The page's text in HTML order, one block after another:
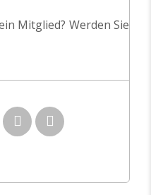
Mitglied? Werden Sie